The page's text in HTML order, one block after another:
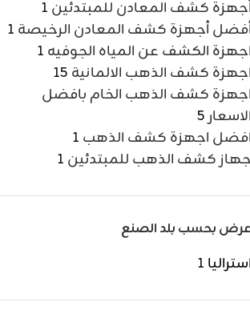
كشف المعادن للمبتدئين 1
أجهزة كشف المعادن الرخيصة 1
اجهزة الكشف عن المياه الجوفيه 1
اجهزة كشف الذهب الالمانية 15
اجهزة كشف الذهب الخام بافضل
الاسعار5
افضل اجهزة كشف الذهب 1
جهاز كشف الذهب للمبتدئين 1
بحسب بلد الصنع
استراليا 1